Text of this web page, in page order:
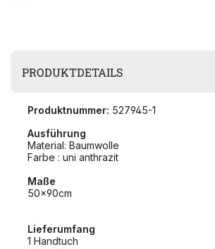
PRODUKTDETAILS
Produktnummer: 527945-1
Ausführung
Material: Baumwolle
Farbe : uni anthrazit
Maße
50x90cm
Lieferumfang
1 Handtuch